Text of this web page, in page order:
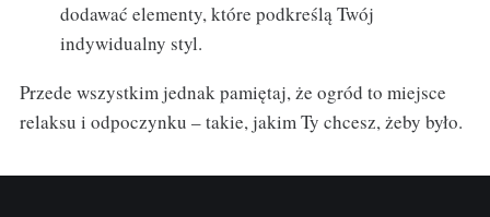
dodawać elementy, które podkreślą Twój
indywidualny styl.
Przede wszystkim jednak pamiętaj, że ogród to miejsce
relaksu i odpoczynku – takie, jakim Ty chcesz, żeby było.